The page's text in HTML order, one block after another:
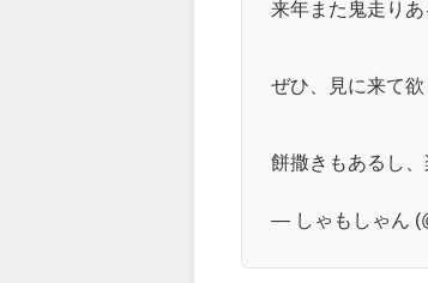
陀々堂の鬼走り
ぜひ、見に来て